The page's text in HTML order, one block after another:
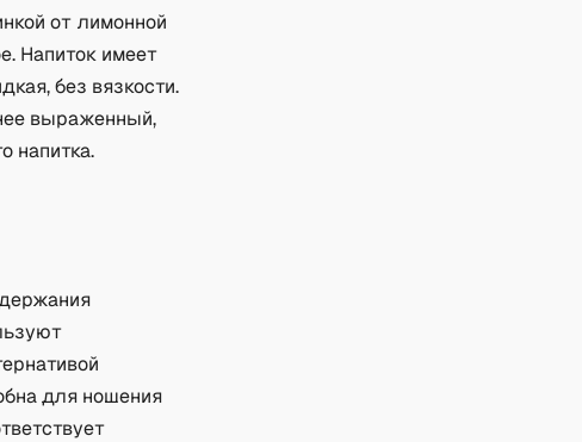
от лимонной
Напиток имеет
без вязкости.
выраженный,
напитка.
для ношения